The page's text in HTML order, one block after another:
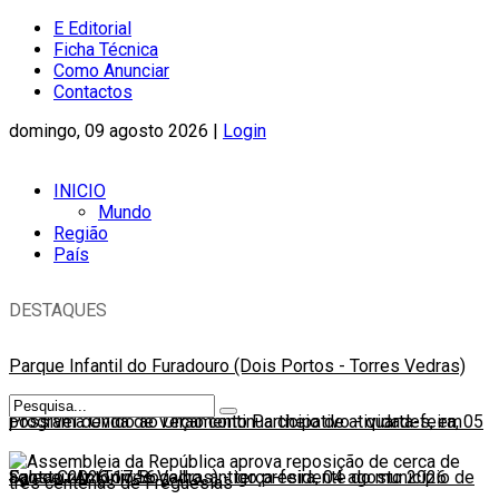
E Editorial
Ficha Técnica
Como Anunciar
Contactos
domingo, 09 agosto 2026 | Login
INICIO
Mundo
Região
País
DESTAQUES
Parque Infantil do Furadouro (Dois Portos - Torres Vedras)
possível devido ao Orçamento Participativo-quarta-feira, 05
agosto 2026 17:56
Programa Onda de Verão continua cheio de atividades, em
Santa Cruz (Torres Vedras)-terça-feira, 04 agosto 2026
Faleceu António Bogalho, antigo presidente do município de